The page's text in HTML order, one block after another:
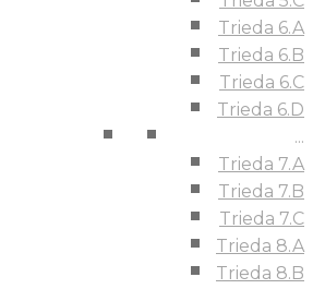
Trieda 6.A
Trieda 6.B
Trieda 6.C
Trieda 6.D
...
Trieda 7.A
Trieda 7.B
Trieda 7.C
Trieda 8.A
Trieda 8.B